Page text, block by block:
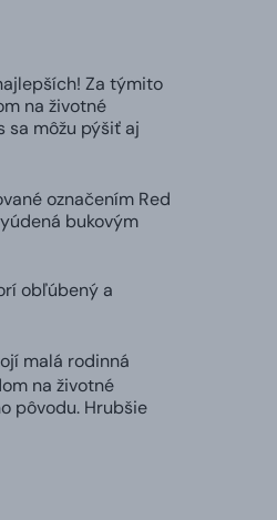
Za týmito
na životné
sa môžu pýšiť aj
označením Red
bukovým
obľúbený a
malá rodinná
na životné
pôvodu. Hrubšie